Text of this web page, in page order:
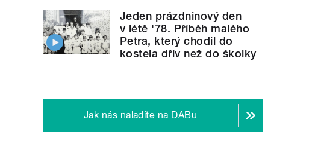
Jeden prázdninový den
v létě '78. Příběh malého
Petra, který chodil do
kostela dřív než do školky
Jak nás naladíte na DABu